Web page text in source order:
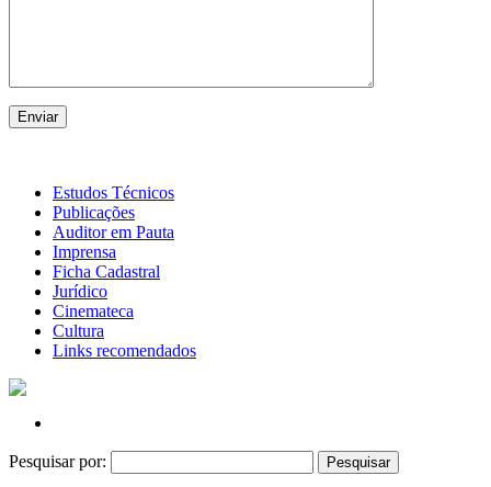
Estudos Técnicos
Publicações
Auditor em Pauta
Imprensa
Ficha Cadastral
Jurídico
Cinemateca
Cultura
Links recomendados
Pesquisar por: